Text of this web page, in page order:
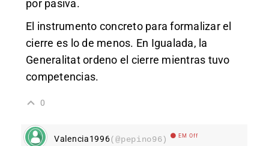
por pasiva.
El instrumento concreto para formalizar el
cierre es lo de menos. En Igualada, la
Generalitat ordeno el cierre mientras tuvo
competencias.
0
Valencia1996(@pepino96) EM Off